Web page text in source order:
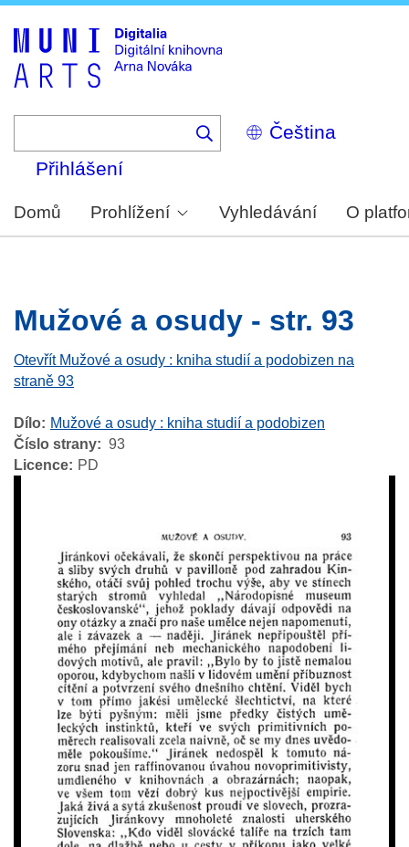
Select
your
Přihlášení
Domů Prohlížení Vyhledávání O
Mužové a osudy - str. 93
Otevřít Mužové a osudy : kniha studií a podobizen na
straně 93
Dílo
Mužové a osudy : kniha studií a podobizen
Číslo strany
93
Licence
PD